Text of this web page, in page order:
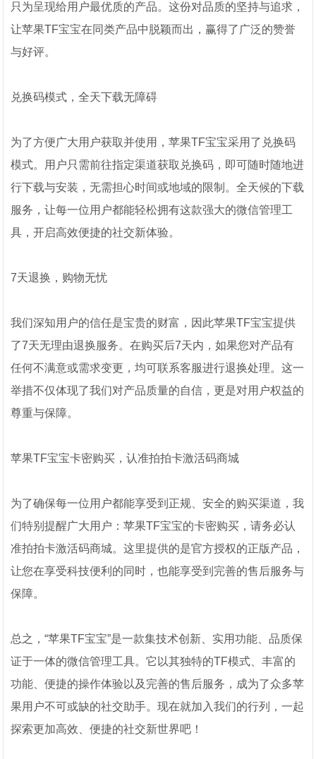
只为呈现给用户最优质的产品。这份对品质的坚持与追求，
让苹果TF宝宝在同类产品中脱颖而出，赢得了广泛的赞誉
与好评。
兑换码模式，全天下载无障碍
为了方便广大用户获取并使用，苹果TF宝宝采用了兑换码
模式。用户只需前往指定渠道获取兑换码，即可随时随地进
行下载与安装，无需担心时间或地域的限制。全天候的下载
服务，让每一位用户都能轻松拥有这款强大的微信管理工
具，开启高效便捷的社交新体验。
7天退换，购物无忧
我们深知用户的信任是宝贵的财富，因此苹果TF宝宝提供
了7天无理由退换服务。在购买后7天内，如果您对产品有
任何不满意或需求变更，均可联系客服进行退换处理。这一
举措不仅体现了我们对产品质量的自信，更是对用户权益的
尊重与保障。
苹果TF宝宝卡密购买，认准拍拍卡激活码商城
为了确保每一位用户都能享受到正规、安全的购买渠道，我
们特别提醒广大用户：苹果TF宝宝的卡密购买，请务必认
准拍拍卡激活码商城。这里提供的是官方授权的正版产品，
让您在享受科技便利的同时，也能享受到完善的售后服务与
保障。
总之，“苹果TF宝宝”是一款集技术创新、实用功能、品质保
证于一体的微信管理工具。它以其独特的TF模式、丰富的
功能、便捷的操作体验以及完善的售后服务，成为了众多苹
果用户不可或缺的社交助手。现在就加入我们的行列，一起
探索更加高效、便捷的社交新世界吧！